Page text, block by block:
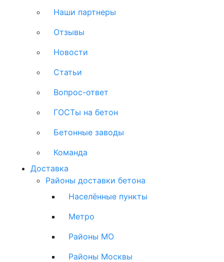
Наши партнеры
Отзывы
Новости
Статьи
Вопрос-ответ
ГОСТы на бетон
Бетонные заводы
Команда
Доставка
Районы доставки бетона
Населённые пункты
Метро
Районы МО
Районы Москвы